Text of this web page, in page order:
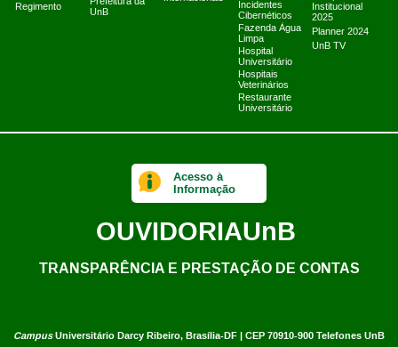
Regimento
UnB
Incidentes
Cibernéticos
Fazenda Água
Limpa
Hospital
Universitário
Hospitais
Veterinários
Restaurante
Universitário
Institucional
2025
Planner 2024
UnB TV
CampusUniversitário Darcy Ribeiro, Brasília-DF | CEP 70910-900 Telefones UnB
Acesso à
Informação
OUVIDORIAUnB
TRANSPARÊNCIA E PRESTAÇÃO DE CONTAS